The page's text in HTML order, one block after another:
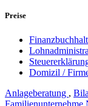
Preise
Domizil /
Anlageberatung ,
Familienunternehme